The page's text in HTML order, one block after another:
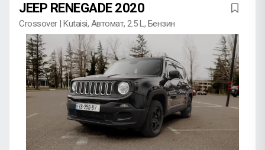
JEEP RENEGADE 2020
Crossover | Kutaisi, Автомат, 2.5 L, Бензин